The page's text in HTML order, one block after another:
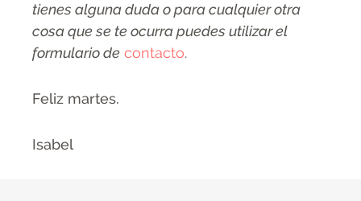
tienes alguna duda o para cualquier otra
cosa que se te ocurra puedes utilizar el
formulario de contacto.
Feliz martes.
Isabel